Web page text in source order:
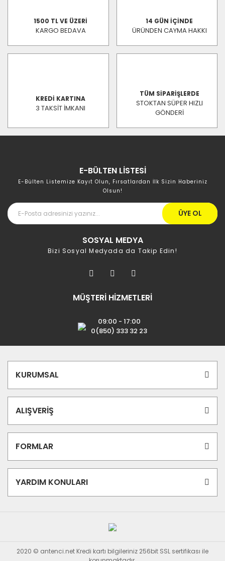
1500 TL VE ÜZERİ
KARGO BEDAVA
14 GÜN İÇİNDE
ÜRÜNDEN CAYMA HAKKI
KREDİ KARTINA
3 TAKSİT İMKANI
TÜM SİPARİŞLERDE
STOKTAN SÜPER HIZLI
GÖNDERİ
E-BÜLTEN LİSTESİ
E-Bülten Listemize Kayıt Olun, Fırsatlardan İlk Sizin Haberiniz
Olsun!
ÜYE OL
SOSYAL MEDYA
Bizi Sosyal Medyada da Takip Edin!
MÜŞTERİ HİZMETLERİ
09:00 - 17:00
0(850) 333 32 23
KURUMSAL
ALIŞVERİŞ
FORMLAR
YARDIM KONULARI
2020 © antenci.net Kredi kartı bilgileriniz 256bit SSL sertifikası ile